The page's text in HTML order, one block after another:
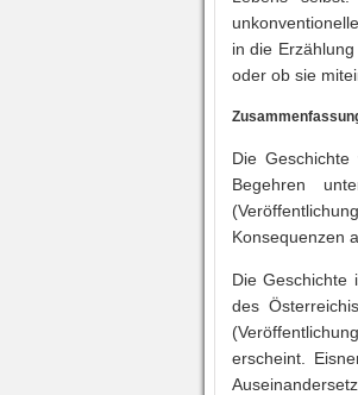
in die
oder ob sie
Die
Begehren
Konsequenzen
Die Geschichte
des
erscheint.